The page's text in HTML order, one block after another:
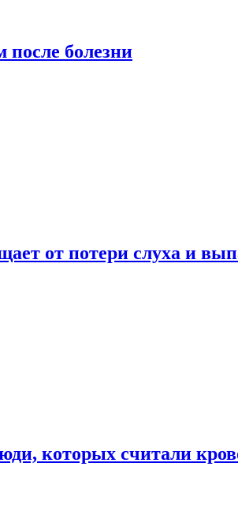
после болезни
от потери слуха и
которых считали